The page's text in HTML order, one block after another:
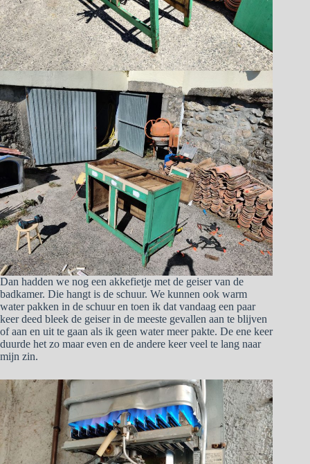
Dan hadden we nog een akkefietje met de geiser van de
badkamer. Die hangt is de schuur. We kunnen ook warm
water pakken in de schuur en toen ik dat vandaag een paar
keer deed bleek de geiser in de meeste gevallen aan te blijven
of aan en uit te gaan als ik geen water meer pakte. De ene keer
duurde het zo maar even en de andere keer veel te lang naar
mijn zin.